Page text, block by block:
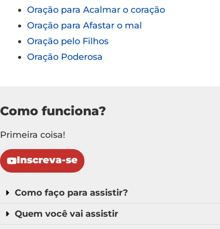
Oração para Acalmar o coração
Oração para Afastar o mal
Oração pelo Filhos
Oração Poderosa
Como funciona?
Primeira coisa!
Inscreva-se
Como faço para assistir?
Quem você vai assistir